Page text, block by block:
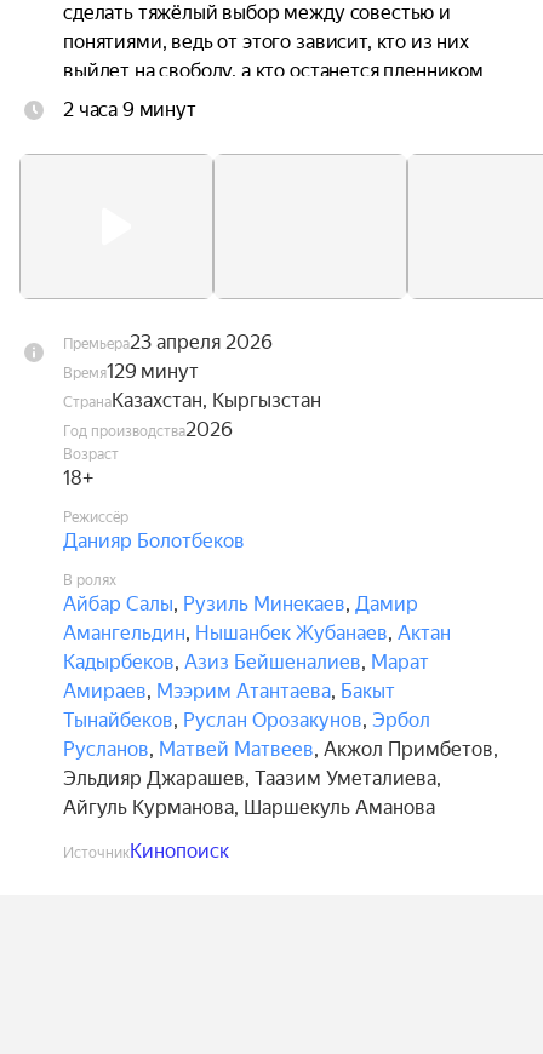
сделать тяжёлый выбор между совестью и
понятиями, ведь от этого зависит, кто из них
выйдет на свободу, а кто останется пленником
прошлого.
2 часа 9 минут
Премьера23 апреля 2026
Время129 минут
СтранаКазахстан, Кыргызстан
Год производства2026
Возраст
18+
Режиссёр
Данияр Болотбеков
В ролях
Айбар Салы, Рузиль Минекаев, Дамир
Амангельдин, Нышанбек Жубанаев, Актан
Кадырбеков, Азиз Бейшеналиев, Марат
Амираев, Мээрим Атантаева, Бакыт
Тынайбеков, Руслан Орозакунов, Эрбол
Русланов, Матвей Матвеев, Акжол Примбетов,
Эльдияр Джарашев, Таазим Уметалиева,
Айгуль Курманова, Шаршекуль Аманова
ИсточникКинопоиск